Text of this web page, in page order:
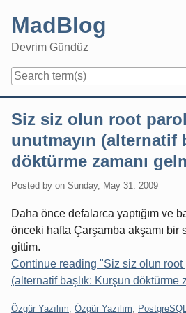
content
MadBlog
Devrim Gündüz
Siz siz olun root
unutmayın (alternatif
döktürme zamanı
Posted by on Sunday, May 31. 2009
Daha önce defalarca yaptığım ve
önceki hafta Çarşamba akşamı bir
gittim.
Continue reading "Siz siz olun root
(alternatif başlık: Kurşun döktürme
Categories:
Özgür Yazılım Özgür Yazılım PostgreSQL